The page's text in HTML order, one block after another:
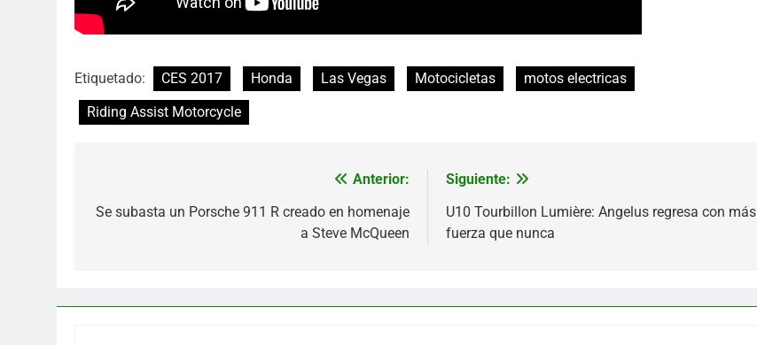
Etiquetado: CES 2017 Honda Las Vegas Motocicletas
motos electricas
Riding Assist Motorcycle
de
Anterior:
Se subasta un Porsche 911 R creado en homenaje
a Steve McQueen
Siguiente:
U10 Tourbillon Lumière: Angelus regresa con más
fuerza que nunca